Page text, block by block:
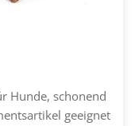
Hunde, schonend
geeignet